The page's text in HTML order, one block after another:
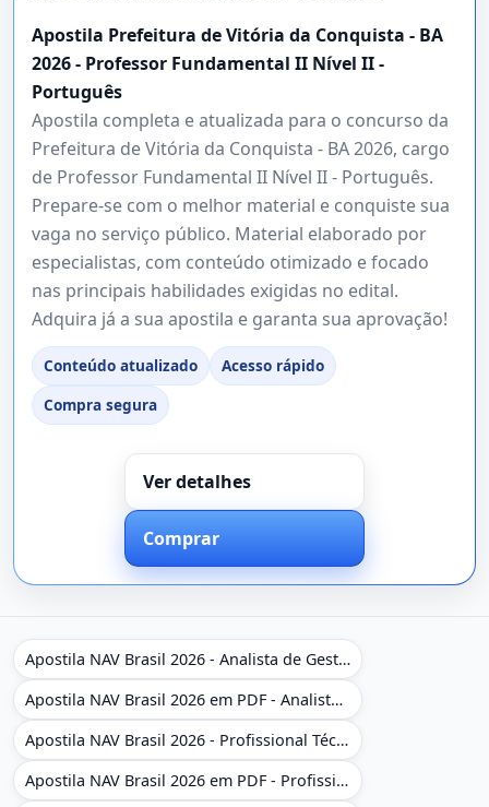
Apostila Prefeitura de Vitória da Conquista - BA
2026 - Professor Fundamental II Nível II -
Português
Apostila completa e atualizada para o concurso da
Prefeitura de Vitória da Conquista - BA 2026, cargo
de Professor Fundamental II Nível II - Português.
Prepare-se com o melhor material e conquiste sua
vaga no serviço público. Material elaborado por
especialistas, com conteúdo otimizado e focado
nas principais habilidades exigidas no edital.
Adquira já a sua apostila e garanta sua aprovação!
Conteúdo atualizado
Acesso rápido
Compra segura
Ver detalhes
Comprar
Apostila NAV Brasil 2026 - Analista de Gestão
Apostila NAV Brasil 2026 em PDF - Analista de Gestão
Apostila NAV Brasil 2026 - Profissional Técnico de Navegação Aérea - Operador de Torre de Controle
Apostila NAV Brasil 2026 em PDF - Profissional Técnico de Navegação Aérea - Operador de Torre de Controle